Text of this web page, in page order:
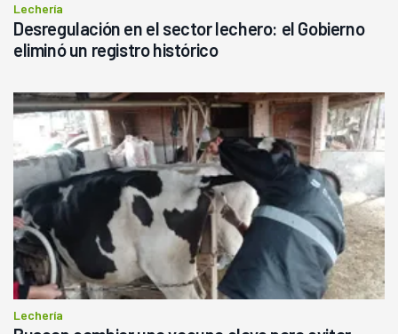
Lechería
Desregulación en el sector lechero: el Gobierno
eliminó un registro histórico
Lechería